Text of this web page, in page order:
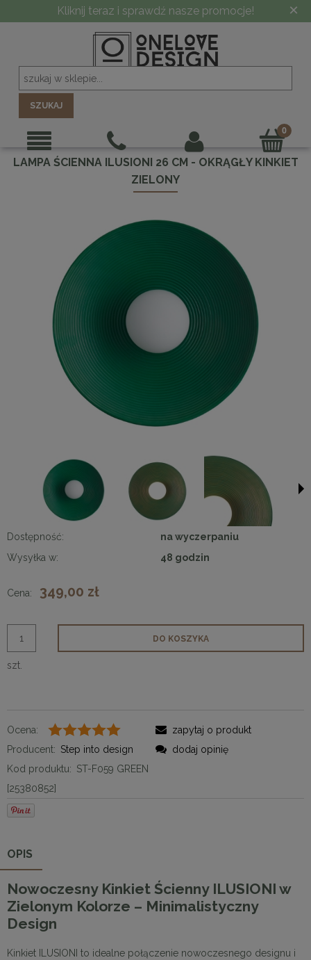
Kliknij teraz i sprawdź nasze promocje! ×
SZUKAJ
LAMPA ŚCIENNA ILUSIONI 26 CM - OKRĄGŁY KINKIET
ZIELONY
Dostępność:
na wyczerpaniu
Wysyłka w:
48 godzin
Cena: 349,00 zł
szt.
DO KOSZYKA
Ocena:
Producent: Step into design
Kod produktu: ST-F059 GREEN
[25380852]
zapytaj o produkt
dodaj opinię
OPIS
Nowoczesny Kinkiet Ścienny ILUSIONI w
Zielonym Kolorze – Minimalistyczny
Design
Kinkiet ILUSIONI to idealne połączenie nowoczesnego designu i